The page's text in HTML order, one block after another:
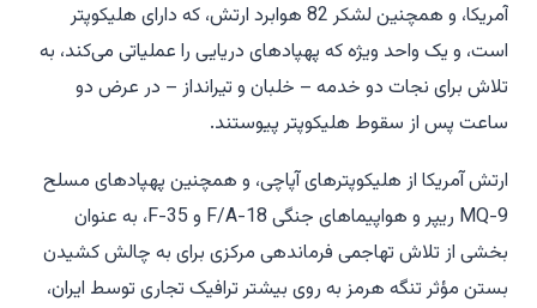
آمریکا، و همچنین لشکر 82 هوابرد ارتش، که دارای هلیکوپتر
است، و یک واحد ویژه که پهپادهای دریایی را عملیاتی می‌کند، به
تلاش برای نجات دو خدمه – خلبان و تیرانداز – در عرض دو
ساعت پس از سقوط هلیکوپتر پیوستند.
ارتش آمریکا از هلیکوپترهای آپاچی، و همچنین پهپادهای مسلح
MQ-9 ریپر و هواپیماهای جنگی F/A-18 و F-35، به عنوان
بخشی از تلاش تهاجمی فرماندهی مرکزی برای به چالش کشیدن
بستن مؤثر تنگه هرمز به روی بیشتر ترافیک تجاری توسط ایران،